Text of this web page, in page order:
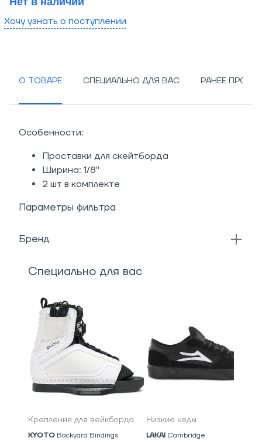
Хочу узнать о поступлении
О ТОВАРЕ СПЕЦИАЛЬНО ДЛЯ ВАС РАНЕЕ
Особенности:
Проставки для скейтборда
Ширина: 1/8"
2 шт в комплекте
Параметры фильтра
Бренд
Специально для вас
Крепления для вейкборда
KYOTO Backyard Bindings
Низкие кеды
LAKAI Cambridge